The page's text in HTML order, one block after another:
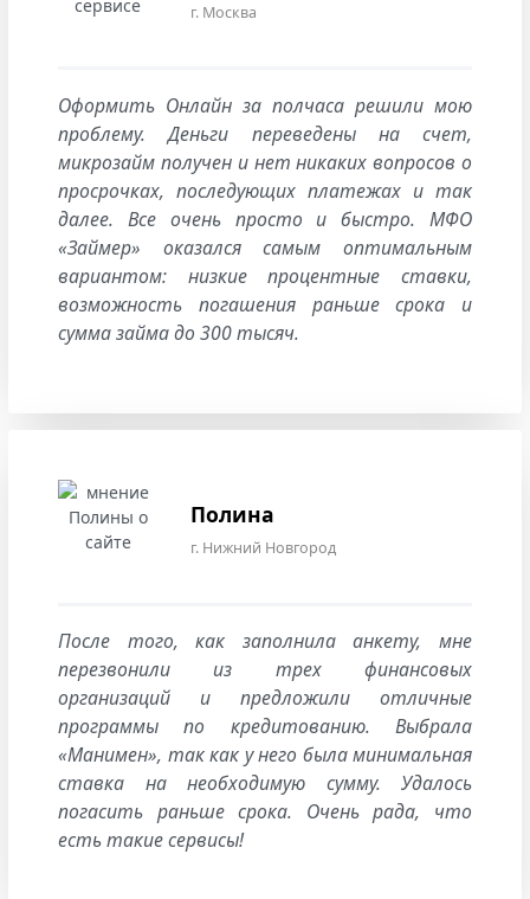
г. Москва
Оформить Онлайн за полчаса решили мою
проблему. Деньги переведены на счет,
микрозайм получен и нет никаких вопросов о
просрочках, последующих платежах и так
далее. Все очень просто и быстро. МФО
«Займер» оказался самым оптимальным
вариантом: низкие процентные ставки,
возможность погашения раньше срока и
сумма займа до 300 тысяч.
Полина
г. Нижний Новгород
После того, как заполнила анкету, мне
перезвонили из трех финансовых
организаций и предложили отличные
программы по кредитованию. Выбрала
«Манимен», так как у него была минимальная
ставка на необходимую сумму. Удалось
погасить раньше срока. Очень рада, что
есть такие сервисы!